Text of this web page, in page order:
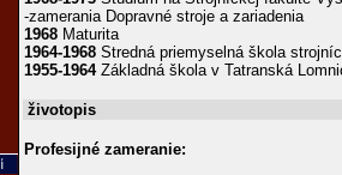
-zamerania Dopravné stroje a zariadenia
1968 Maturita
1964-1968 Stredná priemyselná škola
1955-1964Základná škola v Tatranská
životopis
Profesijné zameranie: